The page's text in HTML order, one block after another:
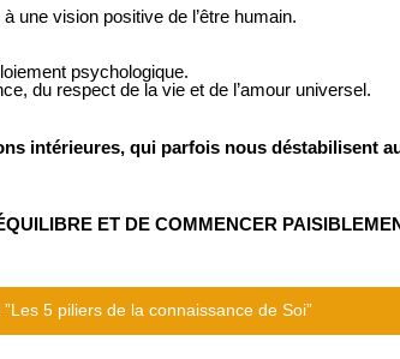
une vision positive de l’être humain.
psychologique.
du respect de la vie et de l’amour universel.
intérieures, qui parfois nous déstabilisent
ET DE COMMENCER
5 piliers de la connaissance de Soi”